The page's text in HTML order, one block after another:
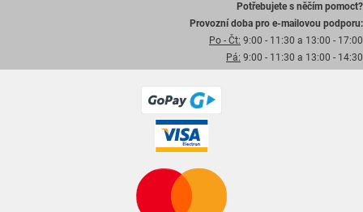
Potřebujete s něčím pomoct?
Provozní doba pro e-mailovou podporu:
Po - Čt: 9:00 - 11:30 a 13:00 - 17:00
Pá: 9:00 - 11:30 a 13:00 - 14:30